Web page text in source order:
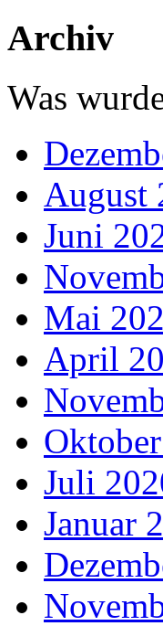
Archiv
Was
August
Juni
Mai
April
Juli
Januar